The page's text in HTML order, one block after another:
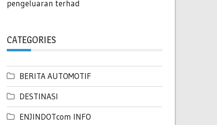
pengeluaran terhad
CATEGORIES
BERITA AUTOMOTIF
DESTINASI
ENJINDOTcom INFO